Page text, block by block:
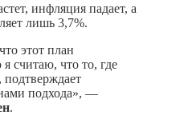
инфляция падает, а
лишь 3,7%.
этот план
считаю, что то, где
подхода», —
.